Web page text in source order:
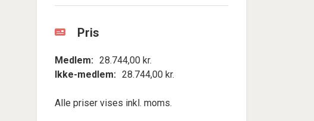
Pris
Medlem: 28.744,00 kr.
Ikke-medlem: 28.744,00 kr.
Alle priser vises inkl. moms.